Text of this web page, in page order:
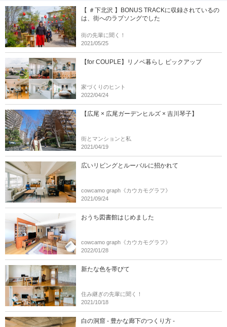
【 ＃下北沢 】BONUS TRACKに収録されているの
は、街へのラブソングでした
街の先輩に聞く！
2021/05/25
【for COUPLE】リノベ暮らし ピックアップ
家づくりのヒント
2022/04/24
【広尾 × 広尾ガーデンヒルズ × 吉川琴子】
街とマンションと私
2021/04/19
広いリビングとルーバルに招かれて
cowcamo graph《カウカモグラフ》
2021/09/24
おうち図書館はじめました
cowcamo graph《カウカモグラフ》
2022/01/28
新たな色を帯びて
住み継ぎの先輩に聞く！
2021/10/18
白の洞窟 - 豊かな廊下のつくり方 -